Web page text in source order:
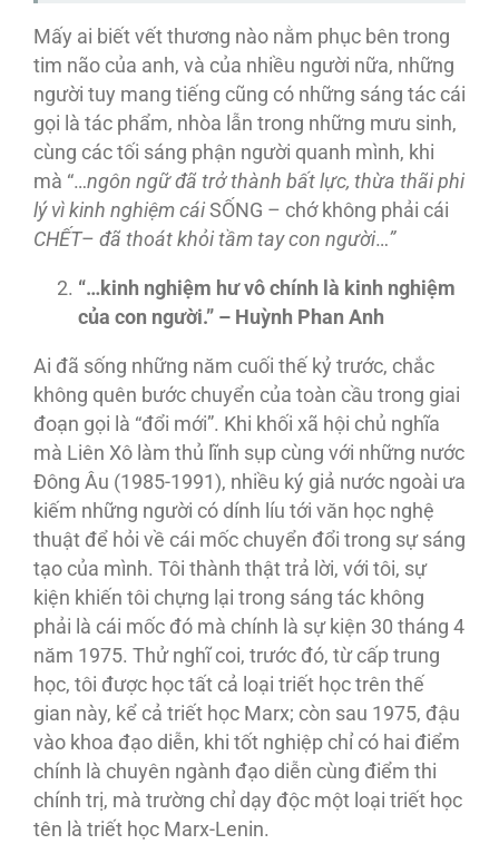
Mấy ai biết vết thương nào nằm phục bên trong
tim não của anh, và của nhiều người nữa, những
người tuy mang tiếng cũng có những sáng tác cái
gọi là tác phẩm, nhòa lẫn trong những mưu sinh,
cùng các tối sáng phận người quanh mình, khi
mà “…ngôn ngữ đã trở thành bất lực, thừa thãi phi
lý vì kinh nghiệm cái SỐNG – chớ không phải cái
CHẾT– đã thoát khỏi tầm tay con người…”
“…kinh nghiệm hư vô chính là kinh nghiệm
của con người.” – Huỳnh Phan Anh
Ai đã sống những năm cuối thế kỷ trước, chắc
không quên bước chuyển của toàn cầu trong giai
đoạn gọi là “đổi mới”. Khi khối xã hội chủ nghĩa
mà Liên Xô làm thủ lĩnh sụp cùng với những nước
Ðông Âu (1985-1991), nhiều ký giả nước ngoài ưa
kiếm những người có dính líu tới văn học nghệ
thuật để hỏi về cái mốc chuyển đổi trong sự sáng
tạo của mình. Tôi thành thật trả lời, với tôi, sự
kiện khiến tôi chựng lại trong sáng tác không
phải là cái mốc đó mà chính là sự kiện 30 tháng 4
năm 1975. Thử nghĩ coi, trước đó, từ cấp trung
học, tôi được học tất cả loại triết học trên thế
gian này, kể cả triết học Marx; còn sau 1975, đậu
vào khoa đạo diễn, khi tốt nghiệp chỉ có hai điểm
chính là chuyên ngành đạo diễn cùng điểm thi
chính trị, mà trường chỉ dạy độc một loại triết học
tên là triết học Marx-Lenin.